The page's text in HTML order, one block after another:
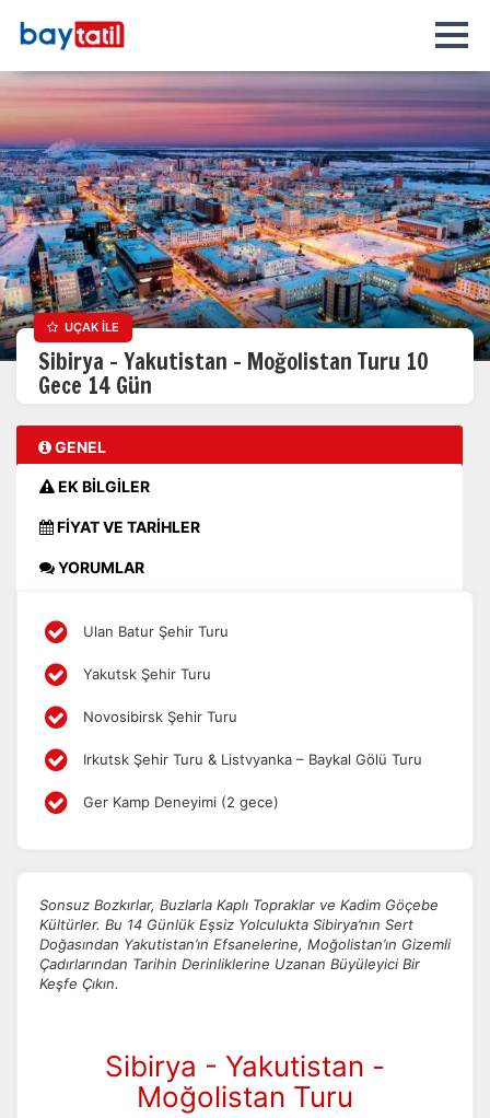
UÇAK İLE
Sibirya - Yakutistan - Moğolistan Turu 10
Gece 14 Gün
GENEL
EK BİLGİLER
FİYAT VE TARİHLER
YORUMLAR
Ulan Batur Şehir Turu
Yakutsk Şehir Turu
Novosibirsk Şehir Turu
Irkutsk Şehir Turu & Listvyanka – Baykal Gölü Turu
Ger Kamp Deneyimi (2 gece)
Sonsuz Bozkırlar, Buzlarla Kaplı Topraklar ve Kadim Göçebe
Kültürler. Bu 14 Günlük Eşsiz Yolculukta Sibirya’nın Sert
Doğasından Yakutistan’ın Efsanelerine, Moğolistan’ın Gizemli
Çadırlarından Tarihin Derinliklerine Uzanan Büyüleyici Bir
Keşfe Çıkın.
Sibirya - Yakutistan -
Moğolistan Turu